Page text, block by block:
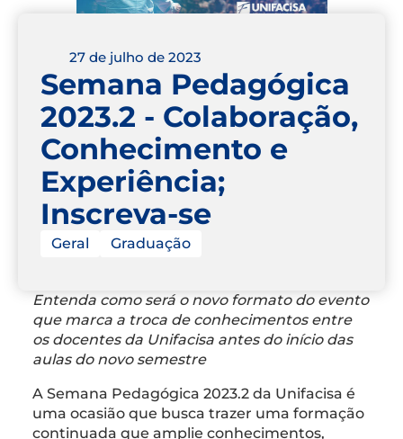
27 de julho de 2023
Semana Pedagógica
2023.2 - Colaboração,
Conhecimento e
Experiência;
Inscreva-se
Geral Graduação
Entenda como será o novo formato do evento
que marca a troca de conhecimentos entre
os docentes da Unifacisa antes do início das
aulas do novo semestre
A Semana Pedagógica 2023.2 da Unifacisa é
uma ocasião que busca trazer uma formação
continuada que amplie conhecimentos,